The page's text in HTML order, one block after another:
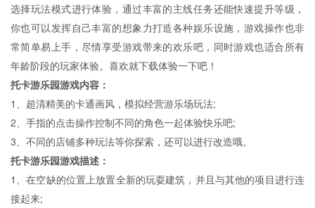
选择玩法模式进行体验，通过丰富的主线任务还能快速提升等级，
你也可以发挥自己丰富的想象力打造各种娱乐设施，游戏操作也非
常简单易上手，尽情享受游戏带来的欢乐吧，同时游戏也适合所有
年龄阶段的玩家体验。喜欢就下载体验一下吧！
托卡游乐园游戏内容：
1、超清精美的卡通画风，模拟经营游乐场玩法;
2、手指的点击操作控制不同的角色一起体验快乐吧;
3、不同的店铺多种玩法等你探索，还可以进行改造哦。
托卡游乐园游戏描述：
1、在空缺的位置上放置全新的玩耍建筑，并且与其他的项目进行连
接起来;